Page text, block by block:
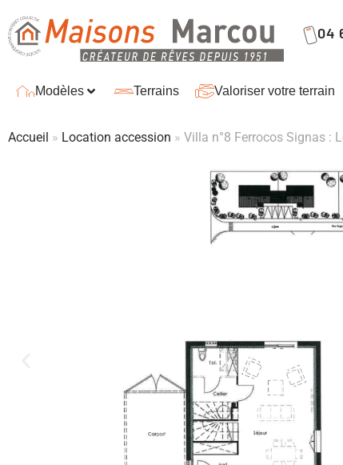
04
Modèles Terrains Valoriser votre terrain
Accueil » Location accession » Villa n°8 Ferrocos Signas :